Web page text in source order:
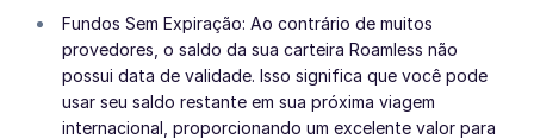
Fundos Sem Expiração: Ao contrário de muitos
provedores, o saldo da sua carteira Roamless não
possui data de validade. Isso significa que você pode
usar seu saldo restante em sua próxima viagem
internacional, proporcionando um excelente valor para